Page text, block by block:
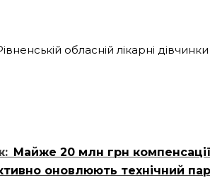
обласній лікарні дівчинки
Майже 20 млн грн
оновлюють технічний